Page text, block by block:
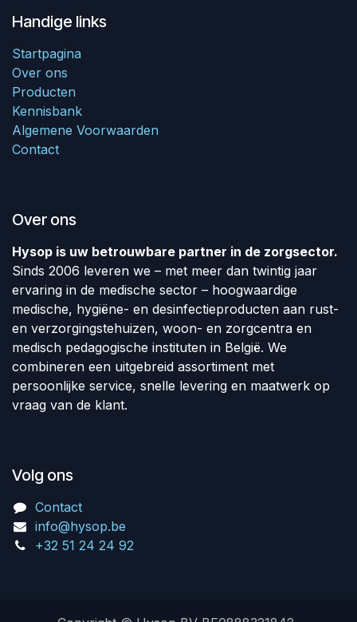
Handige links
Startpagina
Over ons
Producten
Kennisbank
Algemene Voorwaarden
Contact
Over ons
Hysop is uw betrouwbare partner in de zorgsector.
Sinds 2006 leveren we – met meer dan twintig jaar
ervaring in de medische sector – hoogwaardige
medische, hygiëne- en desinfectieproducten aan rust-
en verzorgingstehuizen, woon- en zorgcentra en
medisch pedagogische instituten in België. We
combineren een uitgebreid assortiment met
persoonlijke service, snelle levering en maatwerk op
vraag van de klant.
Volg ons
Contact
info@hysop.be
+32 51 24 24 92